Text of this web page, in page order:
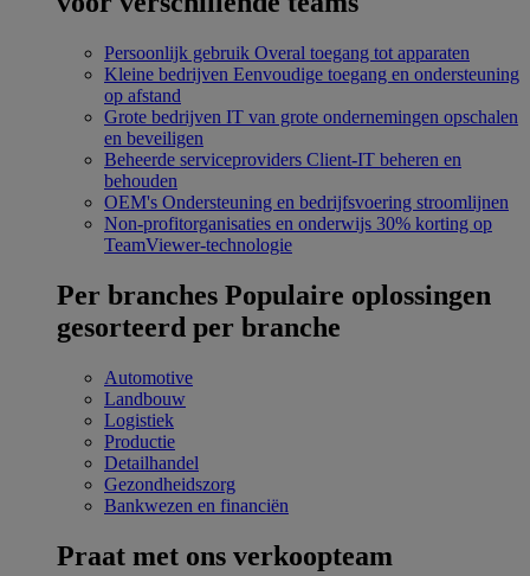
Persoonlijk gebruik Overal toegang tot apparaten
Kleine bedrijven Eenvoudige toegang en ondersteuning
op afstand
Grote bedrijven IT van grote ondernemingen opschalen
en beveiligen
Beheerde serviceproviders Client-IT beheren en
behouden
OEM's Ondersteuning en bedrijfsvoering stroomlijnen
Non-profitorganisaties en onderwijs 30% korting op
TeamViewer-technologie
Per branches Populaire oplossingen
gesorteerd per branche
Automotive
Landbouw
Logistiek
Productie
Detailhandel
Gezondheidszorg
Bankwezen en financiën
Praat met ons verkoopteam